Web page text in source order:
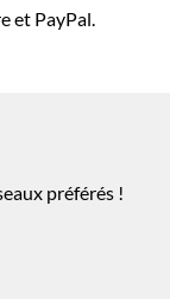
et PayPal.
préférés !